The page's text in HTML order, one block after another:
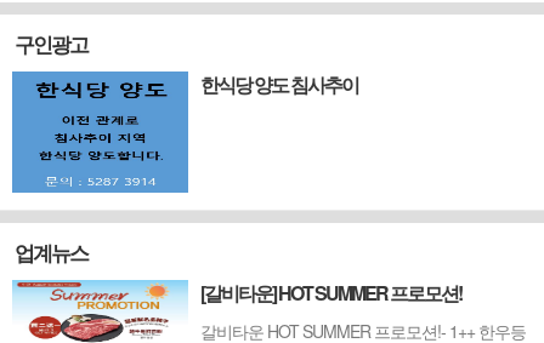
구인광고
한식당 양도 침사추이
업계뉴스
[갈비타운] HOT SUMMER 프로모션!
갈비타운 HOT SUMMER 프로모션!- 1++ 한우등